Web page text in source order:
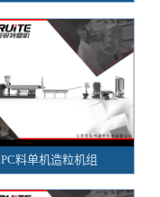
PC料单机造粒机组